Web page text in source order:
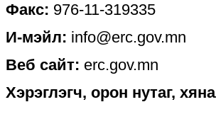
Факс: 976-11-319335
И-мэйл: info@erc.gov.mn
Веб сайт: erc.gov.mn
Хэрэглэгч, орон нутаг,